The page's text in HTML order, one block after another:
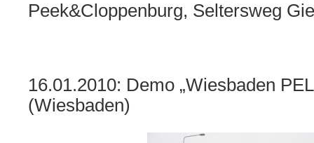
Peek&Cloppenburg, Seltersweg
16.01.2010: Demo „Wiesbaden
(Wiesbaden)